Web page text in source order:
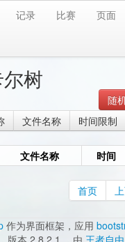
记录 比赛 页面
树
随
文件名称 时间限制
文件名称 时间
首页
作为界面框架，应用
版本 2.8.2.1 ，由 王者自由